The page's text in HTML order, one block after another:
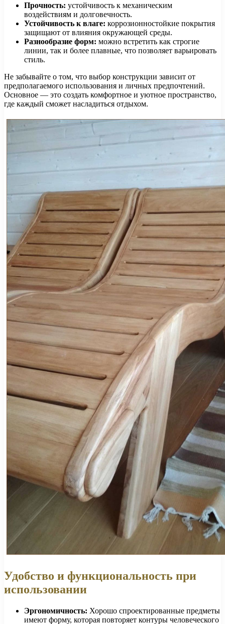
Прочность: устойчивость к механическим
воздействиям и долговечность.
Устойчивость к влаге: коррозионностойкие покрытия
защищают от влияния окружающей среды.
Разнообразие форм: можно встретить как строгие
линии, так и более плавные, что позволяет варьировать
стиль.
Не забывайте о том, что выбор конструкции зависит от
предполагаемого использования и личных предпочтений.
Основное — это создать комфортное и уютное пространство,
где каждый сможет насладиться отдыхом.
Удобство и функциональность при
использовании
Эргономичность: Хорошо спроектированные предметы
имеют форму, которая повторяет контуры человеческого